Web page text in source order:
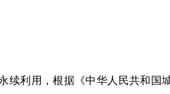
续利用，根据《中华人民共和国